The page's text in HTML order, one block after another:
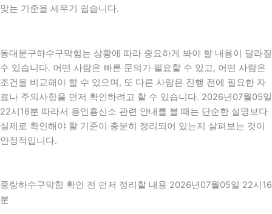
맞는 기준을 세우기 쉽습니다.
동대문구하수구막힘는 상황에 따라 중요하게 봐야 할 내용이 달라질
수 있습니다. 어떤 사람은 빠른 문의가 필요할 수 있고, 어떤 사람은
조건을 비교해야 할 수 있으며, 또 다른 사람은 진행 전에 필요한 자
료나 주의사항을 먼저 확인하려고 할 수 있습니다. 2026년07월05일
22시16분 따라서 용인흥신소 관련 안내를 볼 때는 단순한 설명보다
실제로 확인해야 할 기준이 충분히 정리되어 있는지 살펴보는 것이
안정적입니다.
중랑하수구막힘 확인 전 먼저 정리할 내용 2026년07월05일 22시16
분